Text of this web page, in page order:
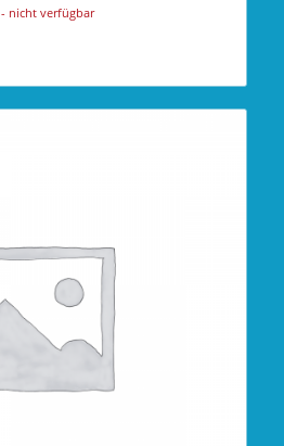
- nicht verfügbar